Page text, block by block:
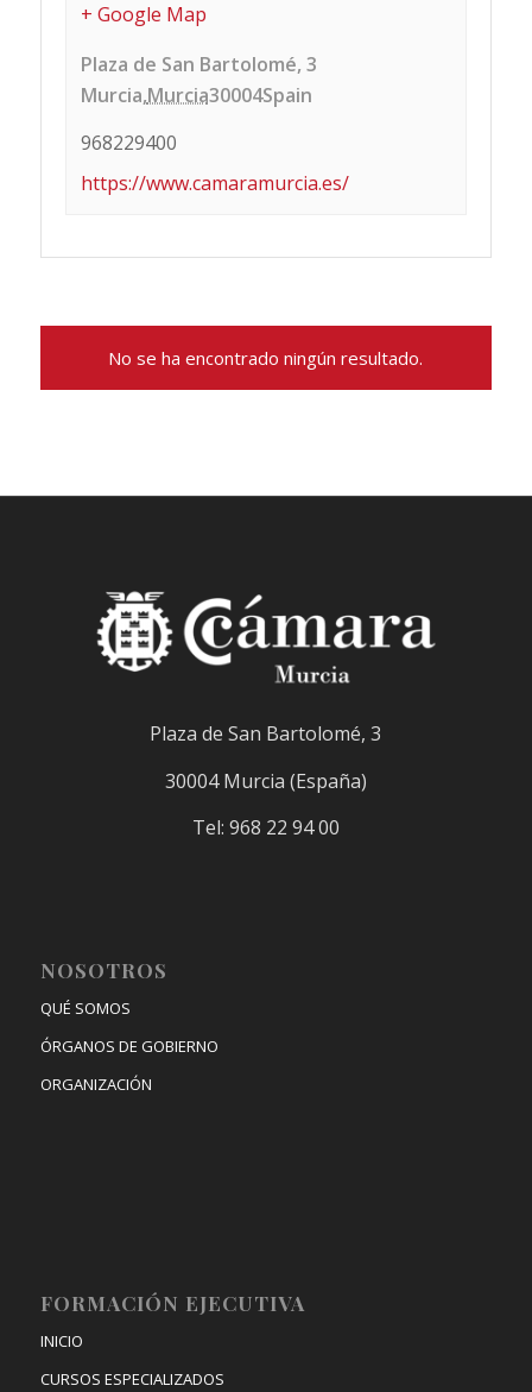
+ Google Map
Plaza de San Bartolomé, 3
Murcia,Murcia30004Spain
968229400
https://www.camaramurcia.es/
No se ha encontrado ningún resultado.
Plaza de San Bartolomé, 3
30004 Murcia (España)
Tel: 968 22 94 00
NOSOTROS
QUÉ SOMOS
ÓRGANOS DE GOBIERNO
ORGANIZACIÓN
FORMACIÓN EJECUTIVA
INICIO
CURSOS ESPECIALIZADOS